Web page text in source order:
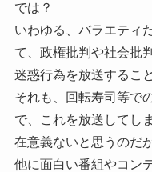
では？
いわゆる、バラエティ
て、政権批判や社会批
迷惑行為を放送するこ
それも、回転寿司等で
で、これを放送してし
在意義ないと思うのだが
他に面白い番組やコン